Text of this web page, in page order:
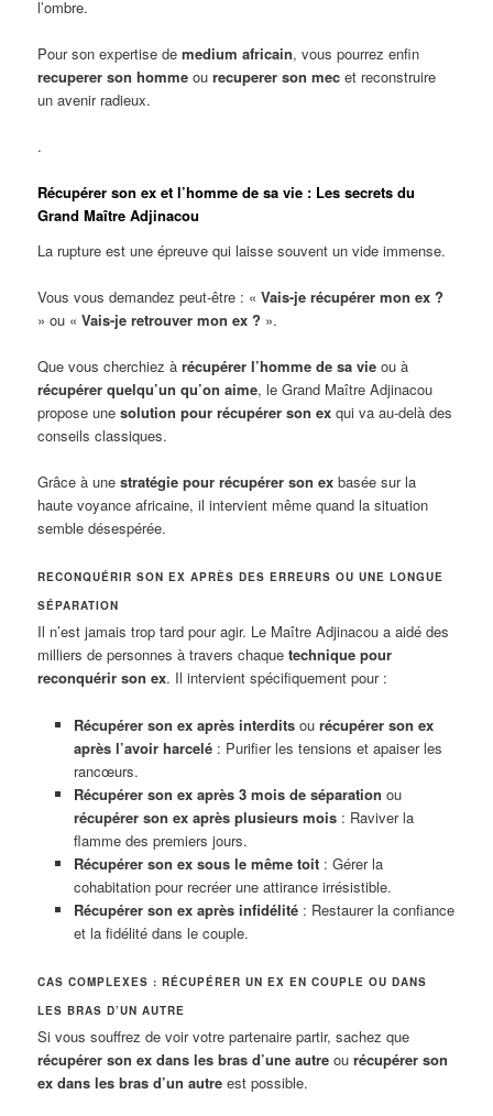
l’ombre.
Pour son expertise demedium africain, vous pourrez enfin
recuperer son homme ourecuperer son mec et reconstruire
un avenir radieux.
.
Récupérer son ex et l’homme de sa vie : Les secrets du
Grand Maître Adjinacou
La rupture est une épreuve qui laisse souvent un vide immense.
Vous vous demandez peut-être : «Vais-je récupérer mon ex ?
» ou «Vais-je retrouver mon ex ? ».
Que vous cherchiez àrécupérer l’homme de sa vie ou à
récupérer quelqu’un qu’on aime, le Grand Maître Adjinacou
propose unesolution pour récupérer son ex qui va au-delà des
conseils classiques.
Grâce à unestratégie pour récupérer son ex basée sur la
haute voyance africaine, il intervient même quand la situation
semble désespérée.
RECONQUÉRIR SON EX APRÈS DES ERREURS OU UNE LONGUE
SÉPARATION
Il n’est jamais trop tard pour agir. Le Maître Adjinacou a aidé des
milliers de personnes à travers chaquetechnique pour
reconquérir son ex. Il intervient spécifiquement pour :
Récupérer son ex après interditsou récupérer son ex
après l’avoir harcelé: Purifier les tensions et apaiser les
rancœurs.
Récupérer son ex après 3 mois de séparation ou
récupérer son ex après plusieurs mois: Raviver la
flamme des premiers jours.
Récupérer son ex sous le même toit: Gérer la
cohabitation pour recréer une attirance irrésistible.
Récupérer son ex après infidélité: Restaurer la confiance
et la fidélité dans le couple.
CAS COMPLEXES : RÉCUPÉRER UN EX EN COUPLE OU DANS
LES BRAS D’UN AUTRE
Si vous souffrez de voir votre partenaire partir, sachez que
récupérer son ex dans les bras d’une autre ourécupérer son
ex dans les bras d’un autre est possible.